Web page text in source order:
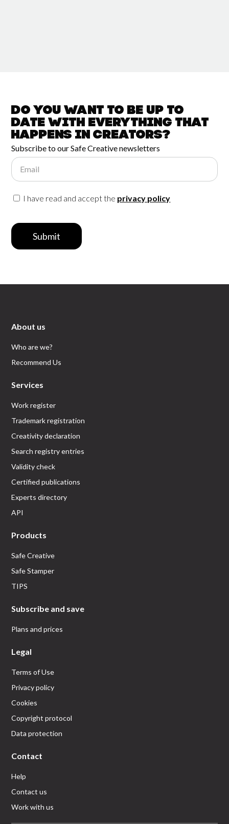
Do you want to be up to
date witheverything that
happens inCreators?
Subscribe to our Safe Creative newsletters
Email
I have read and accept the privacy policy
Submit
About us
Who are we?
Recommend Us
Services
Work register
Trademark registration
Creativity declaration
Search registry entries
Validity check
Certified publications
Experts directory
API
Products
Safe Creative
Safe Stamper
TIPS
Subscribe and save
Plans and prices
Legal
Terms of Use
Privacy policy
Cookies
Copyright protocol
Data protection
Contact
Help
Contact us
Work with us